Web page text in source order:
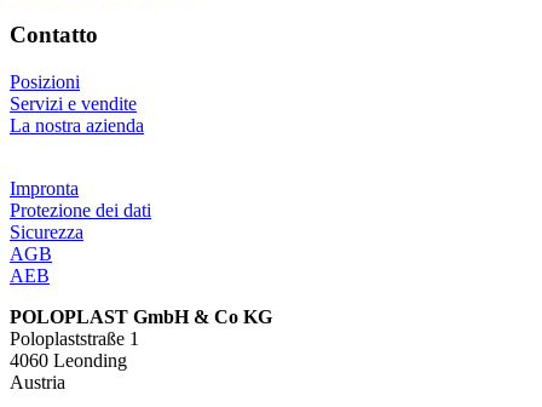
Contatto
Posizioni
Servizi e vendite
La nostra azienda
Impronta
Protezione dei dati
Sicurezza
AGB
AEB
POLOPLAST GmbH & Co KG
Poloplaststraße 1
4060 Leonding
Austria